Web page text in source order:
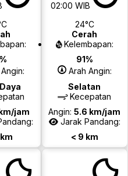
jam
02:00 WIB
24°C
Cerah
Kelembapan:
91%
Arah Angin:
Selatan
Kecepatan
Angin:5.6 km/jam
Jarak Pandang:
< 9 km